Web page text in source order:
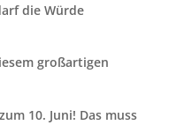
die Würde
großartigen
10. Juni! Das muss